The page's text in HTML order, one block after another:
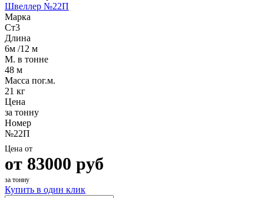
Швеллер №22П
Марка
Ст3
Длина
6м /12 м
М. в тонне
48 м
Масса пог.м.
21 кг
Цена
за тонну
Номер
№22П
Цена от
от 83000 руб
за тонну
Купить в один клик